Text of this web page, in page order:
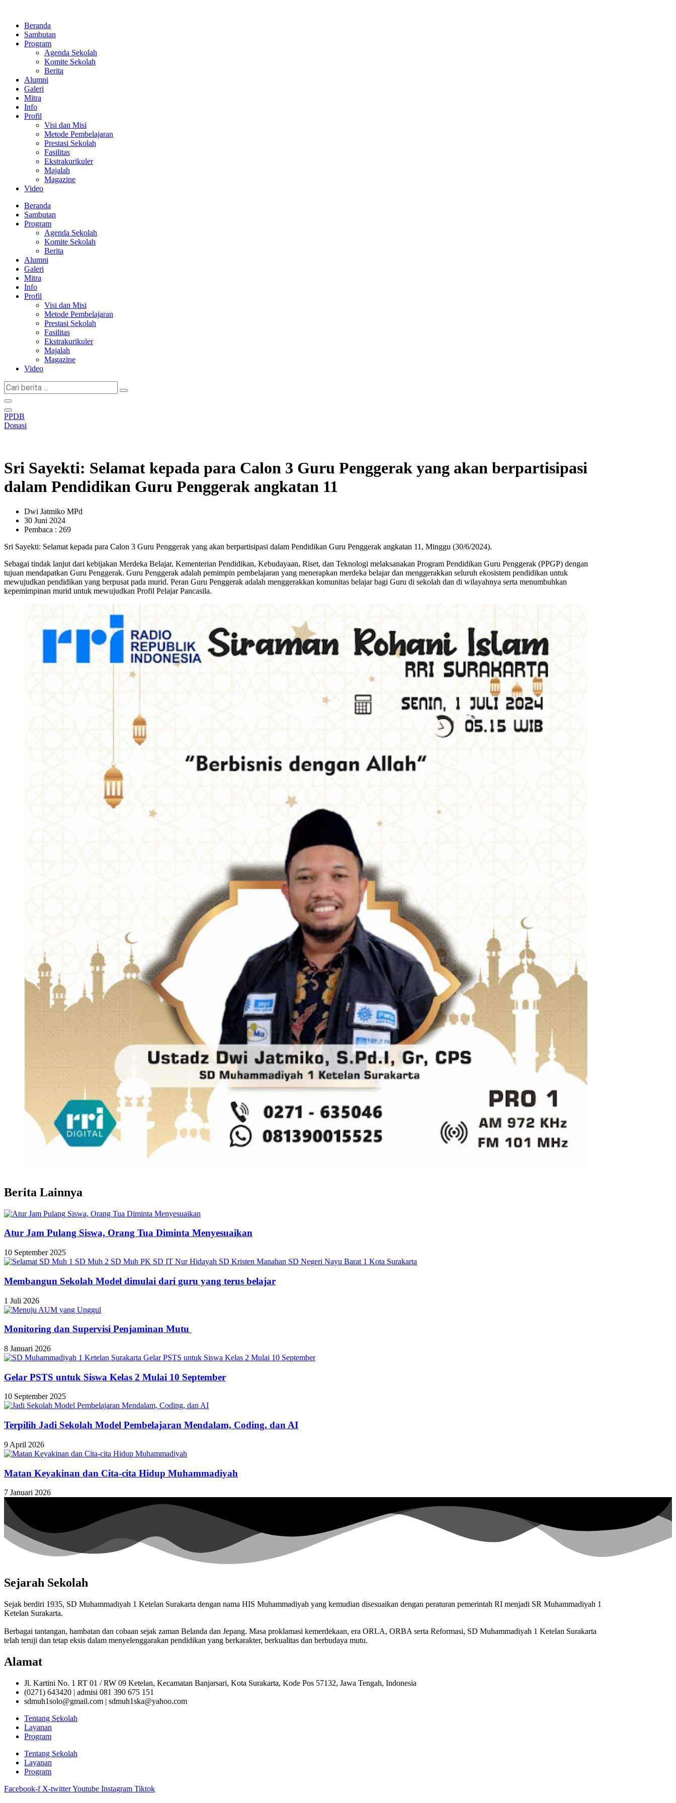
kontenBeranda
Sambutan
Program
Agenda Sekolah
Komite Sekolah
Berita
Alumni
Galeri
Mitra
Info
Profil
Visi dan Misi
Metode Pembelajaran
Prestasi Sekolah
Fasilitas
Ekstrakurikuler
Majalah
Magazine
Video
Beranda
Sambutan
Program
Agenda Sekolah
Komite Sekolah
Berita
Alumni
Galeri
Mitra
Info
Profil
Visi dan Misi
Metode Pembelajaran
Prestasi Sekolah
Fasilitas
Ekstrakurikuler
Majalah
Magazine
Video
Cari
berita
...
PPDB
Donasi
Sri Sayekti: Selamat kepada para Calon 3 Guru Penggerak yang akan berpartisipasi
dalam Pendidikan Guru Penggerak angkatan 11
Dwi Jatmiko MPd
30 Juni 2024
Pembaca : 269
Sri Sayekti: Selamat kepada para Calon 3 Guru Penggerak yang akan berpartisipasi dalam Pendidikan Guru Penggerak angkatan 11, Minggu (30/6/2024).
Sebagai tindak lanjut dari kebijakan Merdeka Belajar, Kementerian Pendidikan, Kebudayaan, Riset, dan Teknologi melaksanakan Program Pendidikan Guru Penggerak (PPGP) dengan
tujuan mendapatkan Guru Penggerak. Guru Penggerak adalah pemimpin pembelajaran yang menerapkan merdeka belajar dan menggerakkan seluruh ekosistem pendidikan untuk
mewujudkan pendidikan yang berpusat pada murid. Peran Guru Penggerak adalah menggerakkan komunitas belajar bagi Guru di sekolah dan di wilayahnya serta menumbuhkan
kepemimpinan murid untuk mewujudkan Profil Pelajar Pancasila.
Berita Lainnya
Atur Jam Pulang Siswa, Orang Tua Diminta Menyesuaikan
10 September 2025
Membangun Sekolah Model dimulai dari guru yang terus belajar
1 Juli 2026
Monitoring dan Supervisi Penjaminan Mutu
8 Januari 2026
Gelar PSTS untuk Siswa Kelas 2 Mulai 10 September
10 September 2025
Terpilih Jadi Sekolah Model Pembelajaran Mendalam, Coding, dan AI
9 April 2026
Matan Keyakinan dan Cita-cita Hidup Muhammadiyah
7 Januari 2026
Sejarah Sekolah
Sejak berdiri 1935, SD Muhammadiyah 1 Ketelan Surakarta dengan nama HIS Muhammadiyah yang kemudian disesuaikan dengan peraturan pemerintah RI menjadi SR Muhammadiyah 1
Ketelan Surakarta.
Berbagai tantangan, hambatan dan cobaan sejak zaman Belanda dan Jepang. Masa proklamasi kemerdekaan, era ORLA, ORBA serta Reformasi, SD Muhammadiyah 1 Ketelan Surakarta
telah teruji dan tetap eksis dalam menyelenggarakan pendidikan yang berkarakter, berkualitas dan berbudaya mutu.
Alamat
Jl. Kartini No. 1 RT 01 / RW 09 Ketelan, Kecamatan Banjarsari, Kota Surakarta, Kode Pos 57132, Jawa Tengah, Indonesia
(0271) 643420 | admisi 081 390 675 151
sdmuh1solo@gmail.com | sdmuh1ska@yahoo.com
Tentang Sekolah
Layanan
Program
Tentang Sekolah
Layanan
Program
Facebook-f X-twitterYoutube Instagram Tiktok